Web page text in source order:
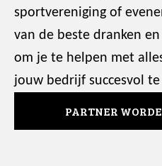
sportvereniging of
van de beste dranken
om je te helpen met
jouw bedrijf succesvol te
PARTNER